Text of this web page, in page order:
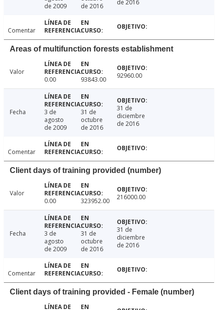
de 2009
de 2016
de 2016
Comentar
Areas of multifunction forests establishment
Valor
0.00
93843.00 92960.00
Fecha
3 de
agosto
de 2009
31 de
octubre
de 2016
31 de
diciembre
de 2016
Comentar
Client days of training provided (number)
Valor
0.00
323952.00 216000.00
Fecha
3 de
agosto
de 2009
31 de
octubre
de 2016
31 de
diciembre
de 2016
Comentar
Client days of training provided - Female (number)